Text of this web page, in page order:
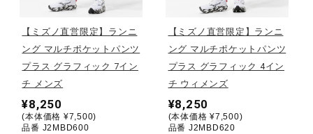
ウィンタースポーツ
ワーキング
ウォーキングシューズ
【ミズノ直営限定】ランニ
ング マルチポケットパンツ
プラス グラフィック 7イン
チ メンズ
¥8,250
(本体価格 ¥7,500)
品番 J2MBD600
【ミズノ直営限定】ランニ
ング マルチポケットパンツ
プラス グラフィック 4イン
チ ウィメンズ
¥8,250
(本体価格 ¥7,500)
品番 J2MBD620